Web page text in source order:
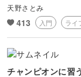
天野さとみ
413 入門 ライ
チャンピオンに習